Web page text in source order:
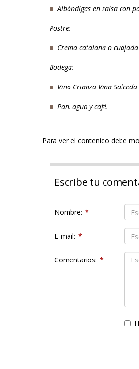
Albóndigas en salsa con
Postre:
Crema catalana o cuajada
Bodega:
Vino Crianza Viña Salceda
Pan, agua y café.
Para ver el contenido debe
Escribe tu
Nombre: *
E-mail: *
Comentarios: *